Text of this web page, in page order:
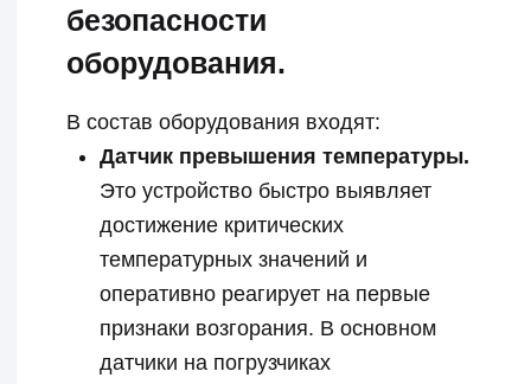
наличие ручной активации устройства,
которая позволяет водителю
воспользоваться системой
пожаротушения в случае, если он
запуска оборудования. Это повышает
уровень контроля над ситуацией и
служит дополнительной гарантией
безопасности.